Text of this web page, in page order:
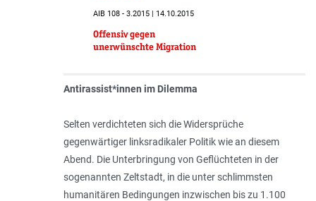
AIB 108 - 3.2015 | 14.10.2015
Offensiv gegen
unerwünschte Migration
Antirassist*innen im Dilemma
Selten verdichteten sich die Widersprüche
gegenwärtiger linksradikaler Politik wie an diesem
Abend. Die Unterbringung von Geflüchteten in der
sogenannten Zeltstadt, in die unter schlimmsten
humanitären Bedingungen inzwischen bis zu 1.100